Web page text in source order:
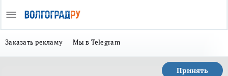
Заказать рекламу Мы в Telegram
Принять